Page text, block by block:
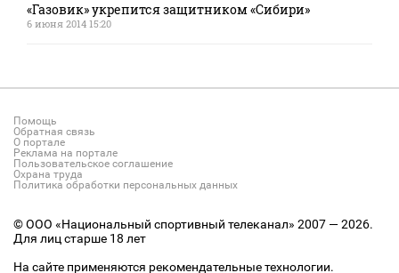
«Газовик» укрепится защитником «Сибири»
6 июня 2014 15:20
Помощь
Обратная связь
О портале
Реклама на портале
Пользовательское соглашение
Охрана труда
Политика обработки персональных данных
© ООО «Национальный спортивный телеканал» 2007 — 2026.
Для лиц старше 18 лет
На сайте применяются рекомендательные технологии.